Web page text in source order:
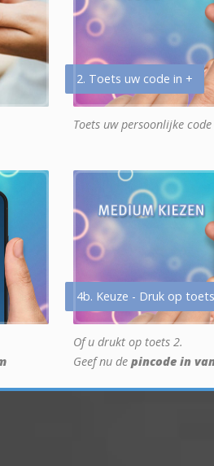
2. Toets uw code in +
Toets uw persoonlijke code
4b. Keuze - Druk op
Of u drukt op toets 2.
Geef nu de pincode in